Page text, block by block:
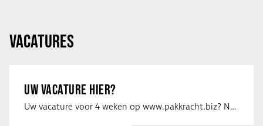
VACATURES
UW VACATURE HIER?
Uw vacature voor 4 weken op www.pakkracht.biz? Neem dan contact op met Yannick van …